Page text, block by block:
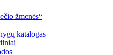
žmonės“
katalogas